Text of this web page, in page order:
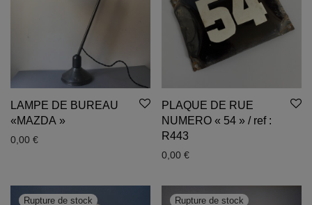
LAMPE DE BUREAU
«MAZDA »
0,00 €
PLAQUE DE RUE
NUMERO « 54 » / ref :
R443
0,00 €